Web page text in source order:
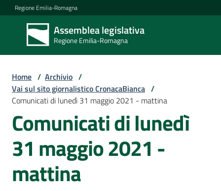
Vai al contenuto
Vai alla navigazione
Vai al footer
Regione Emilia-Romagna
Assemblea legislativa
Regione Emilia-Romagna
Assemblea
legislativa
Regione Emilia-
Assemblea
Attività
Argomenti
Home / Archivio /
Vai sul sito giornalistico CronacaBianca /
Comunicati di lunedì 31 maggio 2021 - mattina
Comunicati di lunedì
31 maggio 2021 -
mattina